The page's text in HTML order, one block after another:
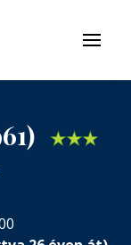
Menü
★★★